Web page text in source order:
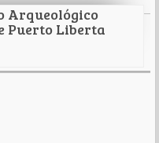
Arqueológico
Puerto Liberta
Arqueológico
Puerto Liberta